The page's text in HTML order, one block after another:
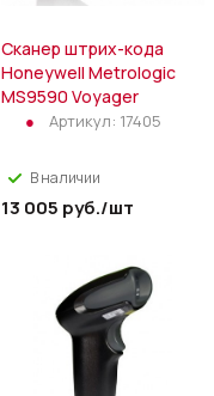
Сканер штрих-кода
Honeywell Metrologic
MS9590 Voyager
Артикул: 17405
В наличии
13 005 руб./шт